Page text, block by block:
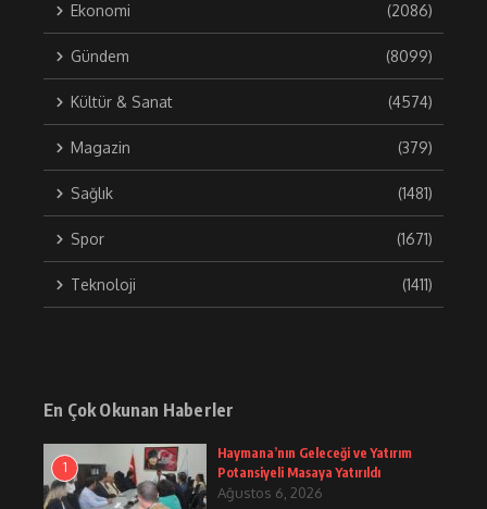
Ekonomi (2086)
Gündem (8099)
Kültür & Sanat (4574)
Magazin (379)
Sağlık (1481)
Spor (1671)
Teknoloji (1411)
En Çok Okunan Haberler
1
Haymana’nın Geleceği ve Yatırım
Potansiyeli Masaya Yatırıldı
Ağustos 6, 2026